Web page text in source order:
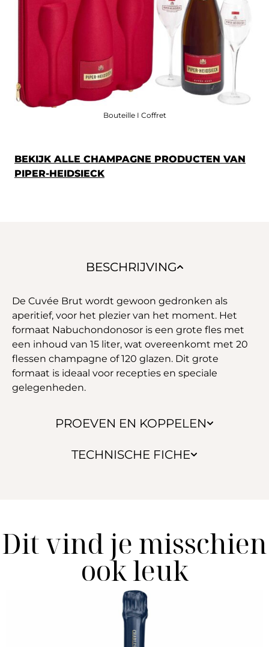
Bouteille I Coffret
BEKIJK ALLE CHAMPAGNE PRODUCTEN VAN
PIPER-HEIDSIECK
BESCHRIJVING
PROEVEN EN KOPPELEN
TECHNISCHE FICHE
De Cuvée Brut wordt gewoon gedronken als
aperitief, voor het plezier van het moment. Het
formaat Nabuchondonosor is een grote fles met
een inhoud van 15 liter, wat overeenkomt met 20
flessen champagne of 120 glazen. Dit grote
formaat is ideaal voor recepties en speciale
gelegenheden.
Dit vind je misschien
ook leuk